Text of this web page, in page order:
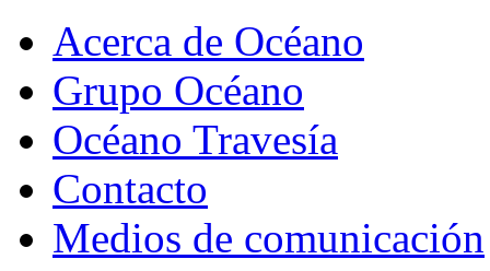
Acerca de Océano
Grupo Océano
Océano Travesía
Contacto
Medios de comunicación